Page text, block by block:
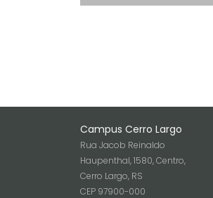
Campus Cerro Largo
Rua Jacob Reinaldo
Haupenthal, 1580, Centro,
Cerro Largo, RS
CEP 97900-000